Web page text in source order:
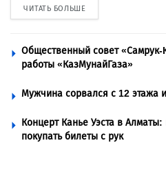
ЧИТАТЬ БОЛЬШЕ
Общественный совет «Самрук-
работы «КазМунайГаза»
Мужчина сорвался с 12 этажа
Концерт Канье Уэста в Алматы:
покупать билеты с рук